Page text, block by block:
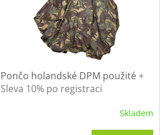
Pončo holandské DPM použité+
Sleva 10% po registraci
Skladem